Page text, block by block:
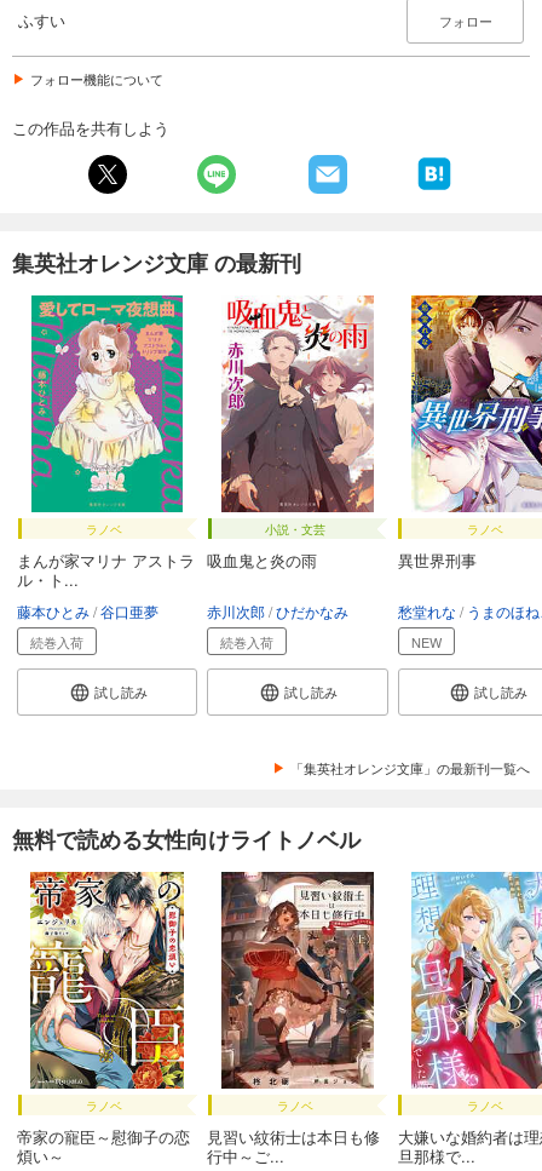
ふすい フォロー
フォロー機能について
この作品を共有しよう
集英社オレンジ文庫 の最新刊
ラノベ
まんが家マリナ アストラ
ル・ト...
藤本ひとみ 谷口亜夢
続巻入荷
試し読み
小説・文芸
吸血鬼と炎の雨
赤川次郎 ひだかなみ
続巻入荷
試し読み
ラノベ
異世界刑事
愁堂れな うまのほ
NEW
試し読み
「集英社オレンジ文庫」の最新刊一覧へ
無料で読める女性向けライトノベル
ラノベ
帝家の寵臣～慰御子の恋
煩い～
ラノベ
見習い紋術士は本日も修
行中～ご...
ラノベ
大嫌いな婚約者は
旦那様で...